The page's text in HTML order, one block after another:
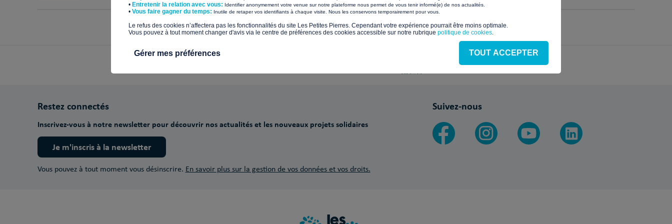
Restez connectés
Inscrivez-vous à notre newsletter pour découvrir nos actualités et les nouveaux projets solidaires
Je m'inscris à la newsletter
Vous pouvez à tout moment vous désinscrire. En savoir plus sur la gestion de vos données et vos droits.
Suivez-nous
• Entretenir la relation avec vous: Identifier anonymement votre venue sur notre plateforme nous permet de vous tenir informé(e) de nos actualités.
​• Vous faire gagner du temps: Inutile de retaper vos identifiants à chaque visite. Nous les conservons temporairement pour vous.
​Le refus des cookies n’affectera pas les fonctionnalités du site Les Petites Pierres. Cependant votre expérience pourrait être moins optimale.​
Vous pouvez à tout moment changer d'avis via le centre de préférences des cookies accessible sur notre rubrique politique de cookies
TOUT ACCEPTER
Gérer mes préférences